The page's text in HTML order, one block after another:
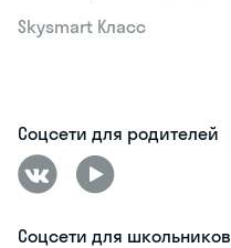
Skysmart Класс
Соцсети для родителей
Соцсети для школьников